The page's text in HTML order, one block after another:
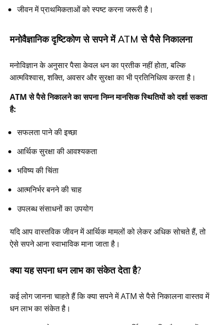
जीवन में प्राथमिकताओं को स्पष्ट करना जरूरी है।
मनोवैज्ञानिक दृष्टिकोण से सपने में ATM से पैसे निकालना
मनोविज्ञान के अनुसार पैसा केवल धन का प्रतीक नहीं होता, बल्कि
आत्मविश्वास, शक्ति, अवसर और सुरक्षा का भी प्रतिनिधित्व करता है।
ATM से पैसे निकालने का सपना निम्न मानसिक स्थितियों को दर्शा सकता
है:
सफलता पाने की इच्छा
आर्थिक सुरक्षा की आवश्यकता
भविष्य की चिंता
आत्मनिर्भर बनने की चाह
उपलब्ध संसाधनों का उपयोग
यदि आप वास्तविक जीवन में आर्थिक मामलों को लेकर अधिक सोचते हैं, तो
ऐसे सपने आना स्वाभाविक माना जाता है।
क्या यह सपना धन लाभ का संकेत देता है?
कई लोग जानना चाहते हैं कि क्या सपने में ATM से पैसे निकालना वास्तव में
धन लाभ का संकेत है।